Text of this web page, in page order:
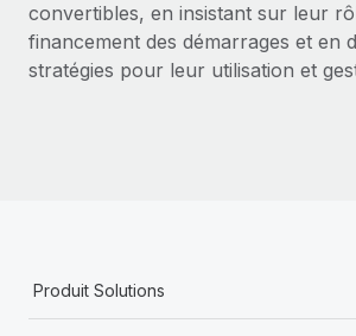
convertibles, en insistant sur leur
financement des démarrages et en
stratégies pour leur utilisation et
Produit Solutions